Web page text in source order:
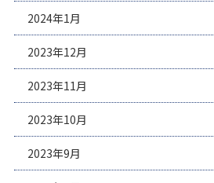
2024年1月
2023年12月
2023年11月
2023年10月
2023年9月